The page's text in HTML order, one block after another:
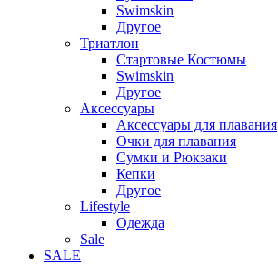
Swimskin
Другое
Триатлон
Стартовые Костюмы
Swimskin
Другое
Аксессуары
Аксессуары для плавания
Очки для плавания
Сумки и Рюкзаки
Кепки
Другое
Lifestyle
Одежда
Sale
SALE